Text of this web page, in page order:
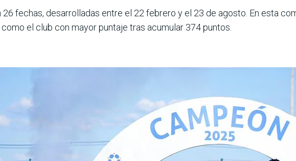
fechas, desarrolladas entre el 22 febrero y el 23 de agosto. En esta
el club con mayor puntaje tras acumular 374 puntos.